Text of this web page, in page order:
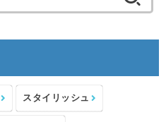
索:
スタイリッシュ